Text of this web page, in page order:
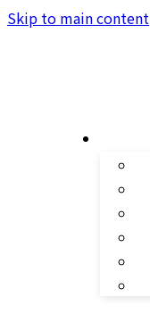
Skip to main content